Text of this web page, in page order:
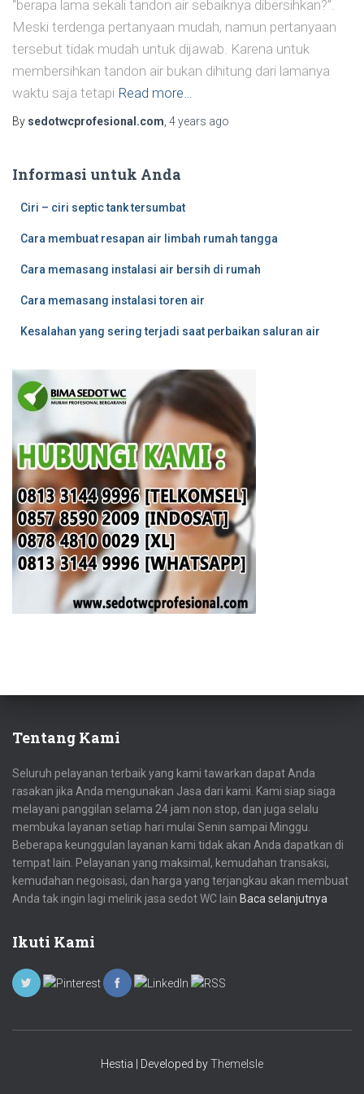
“berapa lama sekali tandon air sebaiknya dibersihkan?”.
Meski terdenga pertanyaan mudah, namun pertanyaan
tersebut tidak mudah untuk dijawab. Karena untuk
membersihkan tandon air bukan dihitung dari lamanya
waktu saja tetapi Read more…
By sedotwcprofesional.com 4 years ago
Informasi untuk Anda
Ciri – ciri septic tank tersumbat
Cara membuat resapan air limbah rumah tangga
Cara memasang instalasi air bersih di rumah
Cara memasang instalasi toren air
Kesalahan yang sering terjadi saat perbaikan saluran air
Tentang Kami
Seluruh pelayanan terbaik yang kami tawarkan dapat Anda
rasakan jika Anda mengunakan Jasa dari kami. Kami siap siaga
melayani panggilan selama 24 jam non stop, dan juga selalu
membuka layanan setiap hari mulai Senin sampai Minggu.
Beberapa keunggulan layanan kami tidak akan Anda dapatkan di
tempat lain. Pelayanan yang maksimal, kemudahan transaksi,
kemudahan negoisasi, dan harga yang terjangkau akan membuat
Anda tak ingin lagi melirik jasa sedot WC lain Baca selanjutnya
Ikuti Kami
Hestia | Developed byThemeIsle